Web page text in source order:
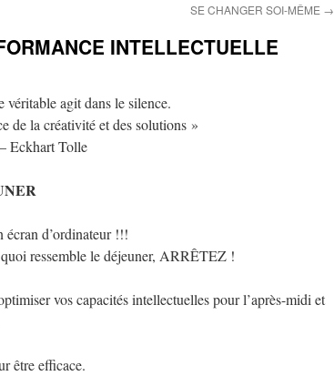
SE CHANGER SOI-MÊME →
INTELLECTUELLE
véritable agit dans le silence.
de la créativité et des solutions »
– Eckhart Tolle
écran d’ordinateur !!!
ressemble le déjeuner, ARRÊTEZ !
vos capacités intellectuelles pour l’après-midi et
être efficace.